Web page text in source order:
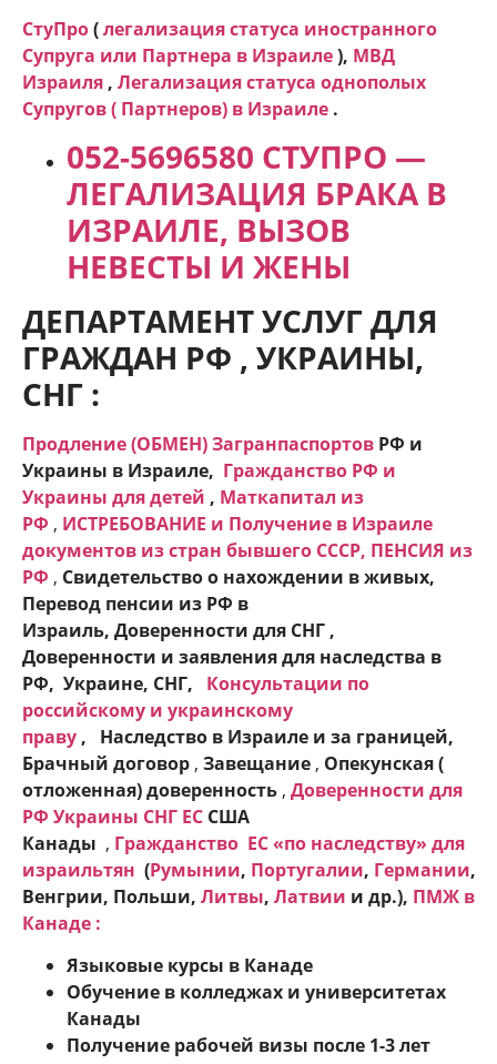
СтуПро(легализация статуса иностранного
Супруга или Партнера в Израиле), МВД
Израиля , Легализация статуса однополых
Супругов ( Партнеров) в Израиле .
052-5696580 СТУПРО —
ЛЕГАЛИЗАЦИЯ БРАКА В
ИЗРАИЛЕ, ВЫЗОВ
НЕВЕСТЫ И ЖЕНЫ
ДЕПАРТАМЕНТ УСЛУГ ДЛЯ
ГРАЖДАН РФ , УКРАИНЫ,
СНГ :
Продление (ОБМЕН) Загранпаспортов РФ и
Украины в Израиле, Гражданство РФ и
Украины для детей , Маткапитал из
РФ , ИСТРЕБОВАНИЕ и Получение в Израиле
документов из стран бывшего СССР, ПЕНСИЯ из
РФ , Свидетельство о нахождении в живых,
Перевод пенсии из РФ в
Израиль, Доверенности для СНГ ,
Доверенности и заявления для наследства в
РФ, Украине, СНГ, Консультации по
российскому и украинскому
праву ,
Наследство в Израиле и за границей,
Брачный договор , Завещание , Опекунская (
отложенная) доверенность , Доверенности для
РФ Украины СНГ ЕС США
Канады , Гражданство ЕC «по наследству» для
израильтян (Румынии, Португалии, Германии,
Венгрии, Польши, Литвы, Латвии и др.), ПМЖ в
Канаде :
Языковые курсы в Канаде
Обучение в колледжах и университетах
Канады
Получение рабочей визы после 1-3 лет